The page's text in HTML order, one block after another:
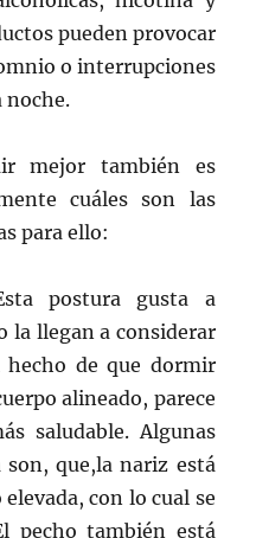
pueden provocar
o interrupciones
noche.
mejor también es
cuáles son las
para ello:
postura gusta a
la llegan a considerar
hecho de que dormir
alineado, parece
saludable. Algunas
que,la nariz está
con lo cual se
pecho también está